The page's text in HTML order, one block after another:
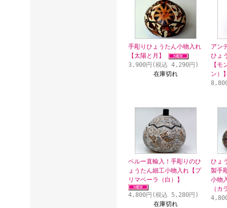
手彫りひょうたん小物入れ
【太陽と月】
3,900円(税込 4,290円)
在庫切れ
アン
ひょ
【モ
ン）
ペルー直輸入！手彫りのひ
ょうたん細工小物入れ【プ
リマベーラ（白）】
4,800円(税込 5,280円)
在庫切れ
ひょ
製手
小物
（